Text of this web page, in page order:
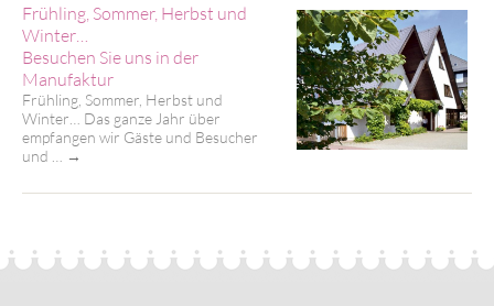
Frühling, Sommer, Herbst und
Winter…
Besuchen Sie uns in der
Manufaktur
Frühling, Sommer, Herbst und
Winter… Das ganze Jahr über
empfangen wir Gäste und Besucher
und …
→